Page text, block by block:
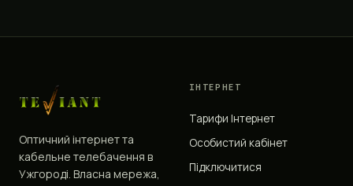
Оптичний інтернет та
кабельне телебачення в
Ужгороді. Власна мережа,
ІНТЕРНЕТ
Тарифи Інтернет
Особистий кабінет
Підключитися